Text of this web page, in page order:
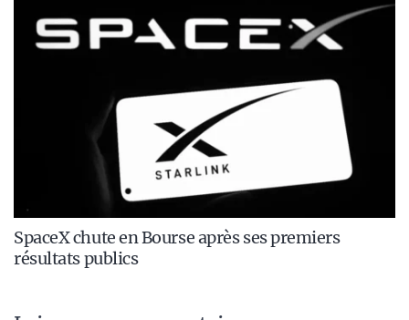
SpaceX chute en Bourse après ses premiers
résultats publics